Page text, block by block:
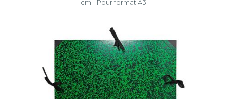
cm - Pour format A3